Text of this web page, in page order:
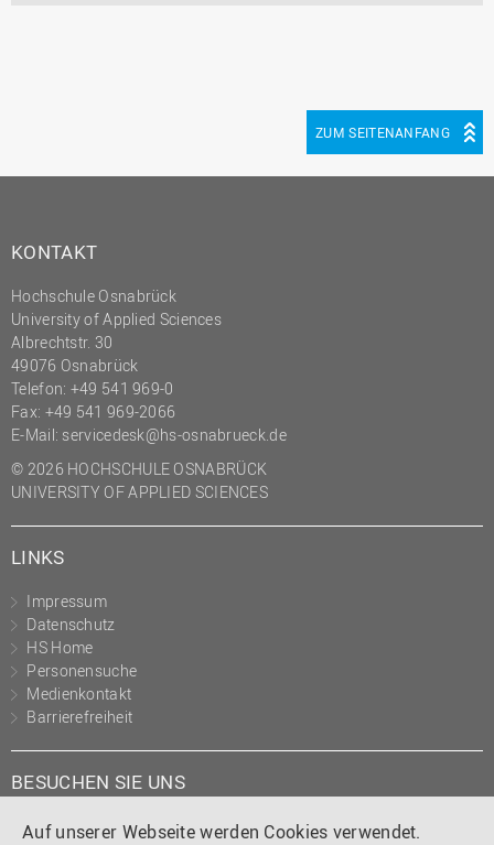
Auf unserer Webseite werden Cookies verwendet.
ZUM SEITENANFANG
KONTAKT
Hochschule Osnabrück
University of Applied Sciences
Albrechtstr. 30
49076 Osnabrück
Telefon: +49 541 969-0
Fax: +49 541 969-2066
E-Mail: servicedesk@hs-osnabrueck.de
© 2026 HOCHSCHULE OSNABRÜCK
UNIVERSITY OF APPLIED SCIENCES
LINKS
Impressum
Datenschutz
HS Home
Personensuche
Medienkontakt
Barrierefreiheit
BESUCHEN SIE UNS
Instagram
TiktokLinkedIn
YouTube
Facebook